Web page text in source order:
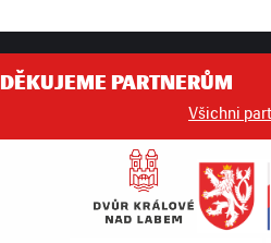
DĚKUJEME PARTNERŮM
Všichni